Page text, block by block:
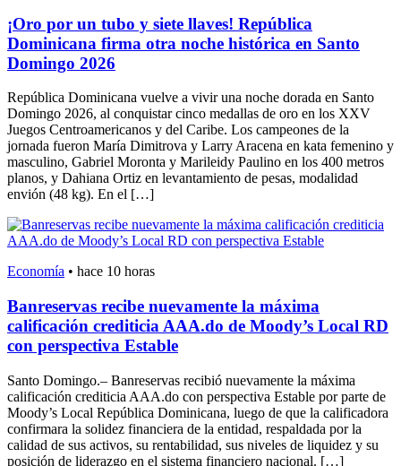
¡Oro por un tubo y siete llaves! República
Dominicana firma otra noche histórica en Santo
Domingo 2026
República Dominicana vuelve a vivir una noche dorada en Santo
Domingo 2026, al conquistar cinco medallas de oro en los XXV
Juegos Centroamericanos y del Caribe. Los campeones de la
jornada fueron María Dimitrova y Larry Aracena en kata femenino y
masculino, Gabriel Moronta y Marileidy Paulino en los 400 metros
planos, y Dahiana Ortiz en levantamiento de pesas, modalidad
envión (48 kg). En el […]
Economía • hace 10 horas
Banreservas recibe nuevamente la máxima
calificación crediticia AAA.do de Moody’s Local RD
con perspectiva Estable
Santo Domingo.– Banreservas recibió nuevamente la máxima
calificación crediticia AAA.do con perspectiva Estable por parte de
Moody’s Local República Dominicana, luego de que la calificadora
confirmara la solidez financiera de la entidad, respaldada por la
calidad de sus activos, su rentabilidad, sus niveles de liquidez y su
posición de liderazgo en el sistema financiero nacional. […]